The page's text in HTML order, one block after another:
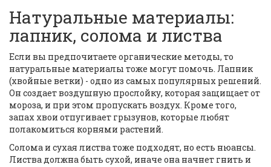
Натуральные материалы:
лапник, солома и листва
Если вы предпочитаете органические методы, то
натуральные материалы тоже могут помочь. Лапник
(хвойные ветки) - одно из самых популярных решений.
Он создает воздушную прослойку, которая защищает от
мороза, и при этом пропускать воздух. Кроме того,
запах хвои отпугивает грызунов, которые любят
полакомиться корнями растений.
Солома и сухая листва тоже подходят, но есть нюансы.
Листва должна быть сухой, иначе она начнет гнить и